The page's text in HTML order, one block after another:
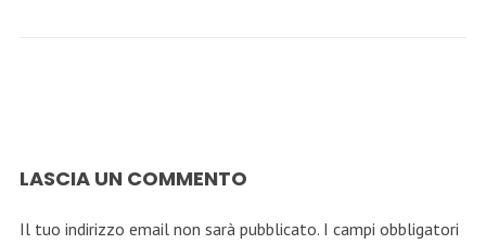
LASCIA UN COMMENTO
Il tuo indirizzo email non sarà pubblicato. I campi obbligatori